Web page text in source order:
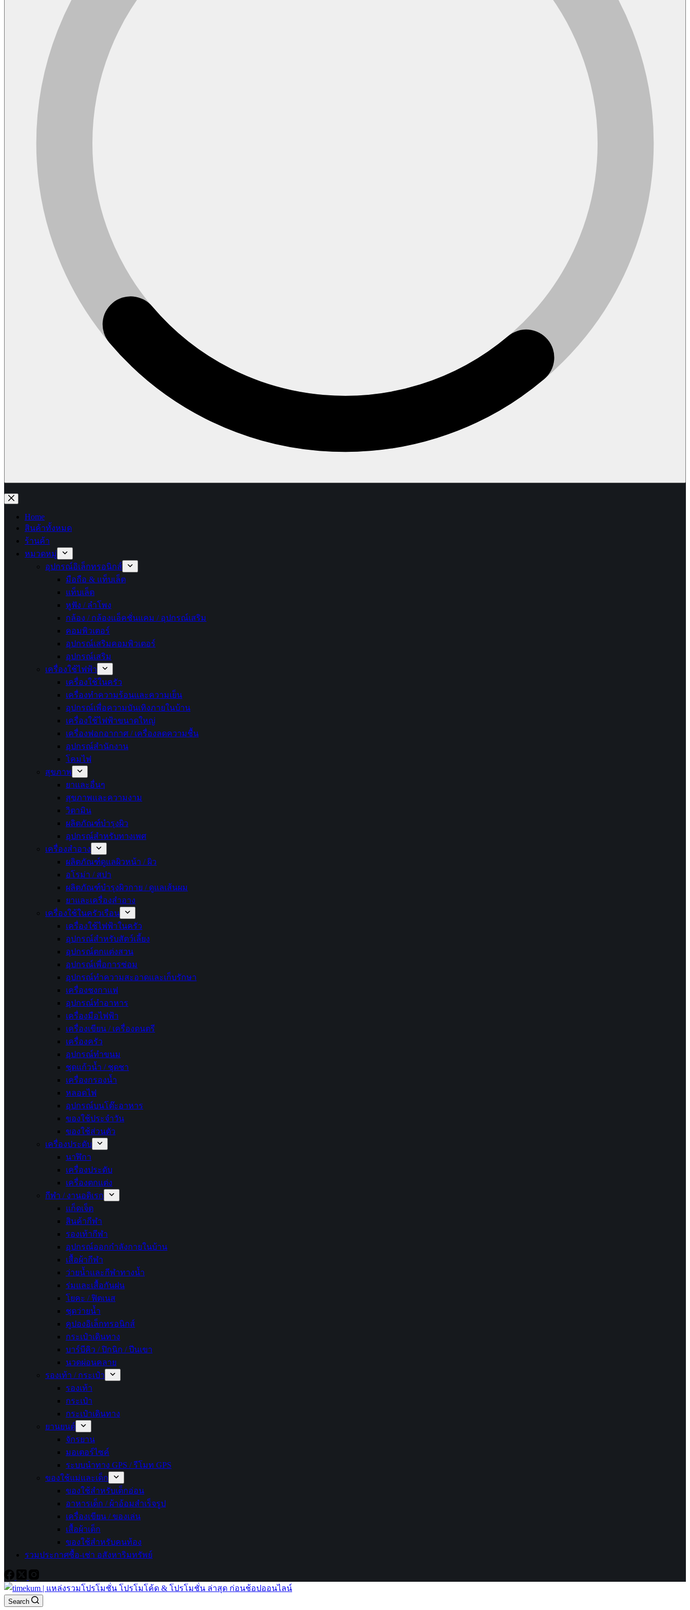
No
results
Home
สินค้าทั้งหมด
ร้านค้า
หมวดหมู่
อุปกรณ์อิเล็กทรอนิกส์
มือถือ & แท็บเล็ต
แท็บเล็ต
หูฟัง / ลำโพง
กล้อง / กล้องแอ็คชั่นแคม / อุปกรณ์เสริม
คอมพิวเตอร์
อุปกรณ์เสริมคอมพิวเตอร์
อุปกรณ์เสริม
เครื่องใช้ไฟฟ้า
เครื่องใช้ในครัว
เครื่องทำความร้อนและความเย็น
อุปกรณ์เพื่อความบันเทิงภายในบ้าน
เครื่องใช้ไฟฟ้าขนาดใหญ่
เครื่องฟอกอากาศ / เครื่องลดความชื้น
อุปกรณ์สำนักงาน
โคมไฟ
สุขภาพ
ยาและอื่นๆ
สุขภาพและความงาม
วิตามิน
ผลิตภัณฑ์บำรุงผิว
อุปกรณ์สำหรับทางเพศ
เครื่องสำอาง
ผลิตภัณฑ์ดูแลผิวหน้า / ผิว
อโรม่า / สปา
ผลิตภัณฑ์บำรุงผิวกาย / ดูแลเส้นผม
ยาและเครื่องสำอาง
เครื่องใช้ในครัวเรือน
เครื่องใช้ไฟฟ้าในครัว
อุปกรณ์สำหรับสัตว์เลี้ยง
อุปกรณ์ตกแต่งสวน
อุปกรณ์เพื่อการซ่อม
อุปกรณ์ทำความสะอาดและเก็บรักษา
เครื่องชงกาแฟ
อุปกรณ์ทำอาหาร
เครื่องมือไฟฟ้า
เครื่องเขียน / เครื่องดนตรี
เครื่องครัว
อุปกรณ์ทำขนม
ชุดแก้วน้ำ / ชุดชา
เครื่องกรองน้ำ
หลอดไฟ
อุปกรณ์บนโต๊ะอาหาร
ของใช้ประจำวัน
ของใช้ส่วนตัว
เครื่องประดับ
นาฬิกา
เครื่องประดับ
เครื่องตกแต่ง
กีฬา / งานอดิเรก
แก็ดเจ็ต
สินค้ากีฬา
รองเท้ากีฬา
อุปกรณ์ออกกำลังกายในบ้าน
เสื้อผ้ากีฬา
ว่ายน้ำและกีฬาทางน้ำ
ร่มและเสื้อกันฝน
โยคะ / ฟิตเนส
ชุดว่ายน้ำ
คูปองอิเล็กทรอนิกส์
กระเป๋าเดินทาง
บาร์บีคิว / ปิกนิก / ปีนเขา
นวดผ่อนคลาย
รองเท้า / กระเป๋า
รองเท้า
กระเป๋า
กระเป๋าเดินทาง
ยานยนต์
จักรยาน
มอเตอร์ไซค์
ระบบนำทาง GPS / รีโมท GPS
ของใช้แม่และเด็ก
ของใช้สำหรับเด็กอ่อน
อาหารเด็ก / ผ้าอ้อมสำเร็จรูป
เครื่องเขียน / ของเล่น
เสื้อผ้าเด็ก
ของใช้สำหรับคนท้อง
รวมประกาศซื้อ-เช่า อสังหาริมทรัพย์
Search